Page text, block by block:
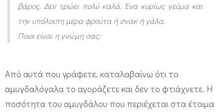
βάρος. Δεν τρώει πολύ καλά. Ένα κυρίως γεύμα και
την υπόλοιπη μέρα φρούτα ή σνακ ή γάλα.
Ποια είναι η γνώμη σας;
Από αυτά που γράφετε, καταλαβαίνω ότι το
αμυγδαλόγαλα το αγοράζετε και δεν το φτιάχνετε. Η
ποσότητα του αμυγδάλου που περιέχεται στα έτοιμα